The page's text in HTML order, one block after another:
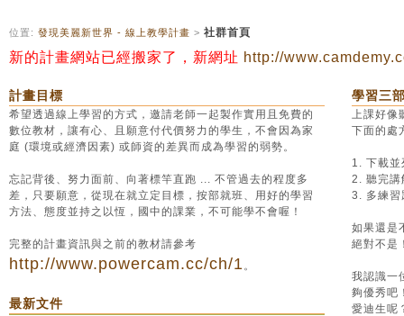
位置: 發現美麗新世界 - 線上教學計畫 > 社群首頁
新的計畫網站已經搬家了，新網址 http://
計畫目標
希望透過線上學習的方式，邀請老師一起製作實用且免費的
數位教材，讓有心、且願意付代價努力的學生，不會因為家
庭 (環境或經濟因素) 或師資的差異而成為學習的弱勢。
忘記背後、努力面前、向著標竿直跑 ... 不管過去的程度多
差，只要願意，從現在就立定目標，按部就班、用好的學習
方法、態度並持之以恆，國中的課業，不可能學不會喔！
完整的計畫資訊與之前的教材請參考
http://www.powercam.cc/ch/1。
最新文件
學習三
上課好像
下面的處
1. 下載並
2. 聽完講
3. 多練習
如果還是
絕對不是
我認識一
夠優秀吧
愛迪生呢